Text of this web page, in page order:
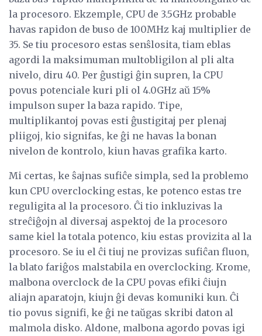
la procesoro. Ekzemple, CPU de 3.5GHz probable
havas rapidon de buso de 100MHz kaj multiplier de
35. Se tiu procesoro estas senŝlosita, tiam eblas
agordi la maksimuman multobligilon al pli alta
nivelo, diru 40. Per ĝustigi ĝin supren, la CPU
povus potenciale kuri pli ol 4.0GHz aŭ 15%
impulson super la baza rapido. Tipe,
multiplikantoj povas esti ĝustigitaj per plenaj
pliigoj, kio signifas, ke ĝi ne havas la bonan
nivelon de kontrolo, kiun havas grafika karto.
Mi certas, ke ŝajnas sufiĉe simpla, sed la problemo
kun CPU overclocking estas, ke potenco estas tre
reguligita al la procesoro. Ĉi tio inkluzivas la
streĉiĝojn al diversaj aspektoj de la procesoro
same kiel la totala potenco, kiu estas provizita al la
procesoro. Se iu el ĉi tiuj ne provizas sufiĉan fluon,
la blato fariĝos malstabila en overclocking. Krome,
malbona overclock de la CPU povas efiki ĉiujn
aliajn aparatojn, kiujn ĝi devas komuniki kun. Ĉi
tio povus signifi, ke ĝi ne taŭgas skribi daton al
malmola disko. Aldone, malbona agordo povas igi